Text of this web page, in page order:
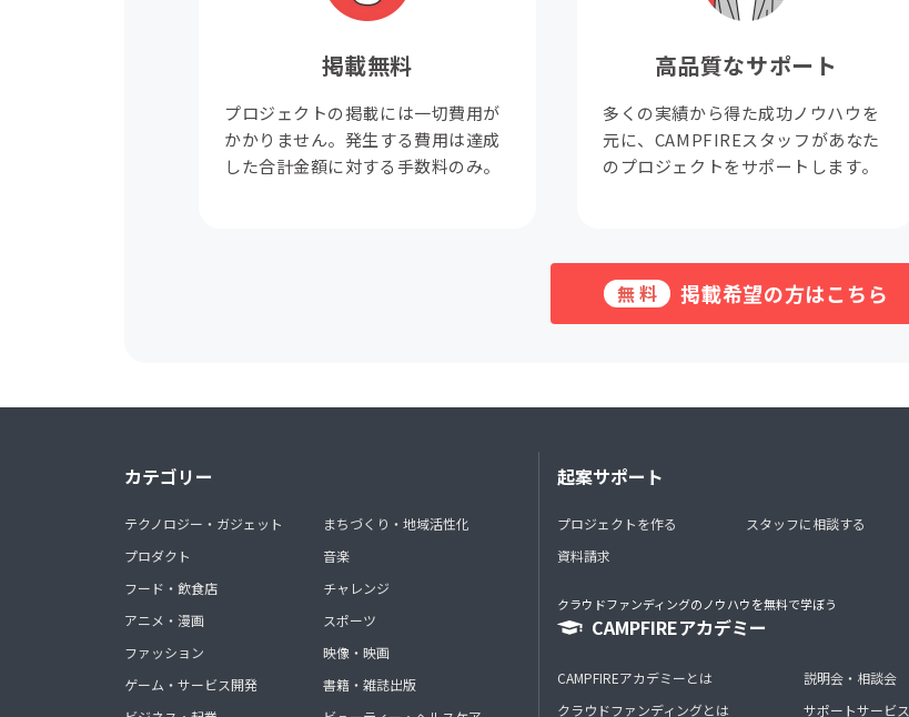
掲載無料
プロジェクトの掲載には一切費用が
かかりません。発生する費用は達成
した合計金額に対する手数料のみ。
高品質なサポート
多くの実績から得た成功ノウハウを
元に、CAMPFIREスタッフがあなた
のプロジェクトをサポートします。
無料 掲載希望の方はこちら
カテゴリー
テクノロジー・ガジェット
プロダクト
フード・飲食店
アニメ・漫画
ファッション
ゲーム・サービス開発
まちづくり・地域活性化
音楽
チャレンジ
スポーツ
映像・映画
書籍・雑誌出版
起案サポート
プロジェクトを作る
資料請求
スタッフに相談する
クラウドファンディングのノウハウを無料で学ぼう
CAMPFIREアカデミー
CAMPFIREアカデミーとは
クラウドファンディングとは
説明会・相談会
サポートサービス